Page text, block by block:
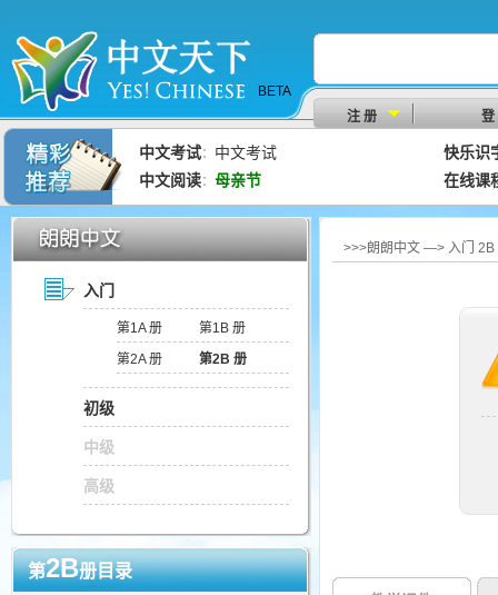
BETA
注 册
登
中文考试： 中文考试
快乐识
中文阅读： 母亲节 在线课
入门
第1A 册
第1B 册
第2A 册
第2B 册
初级
中级
高级
第2B册目录
>>>朗朗中文 —> 入门